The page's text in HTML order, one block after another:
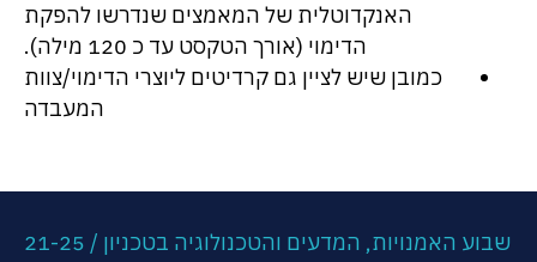
האנקדוטלית של המאמצים שנדרשו להפקת
הדימוי (אורך הטקסט עד כ 120 מילה).
כמובן שיש לציין גם קרדיטים ליוצרי הדימוי/צוות
המעבדה
שבוע האמנויות, המדעים והטכנולוגיה בטכניון / 21-25